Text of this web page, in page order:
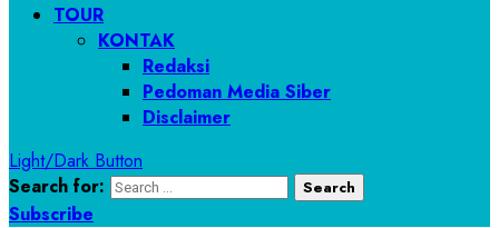
TOUR
KONTAK
Redaksi
Pedoman Media Siber
Disclaimer
Light/Dark Button
Search for:
Subscribe